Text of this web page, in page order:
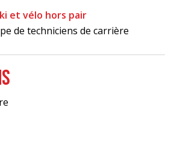
et vélo hors pair
de techniciens de carrière